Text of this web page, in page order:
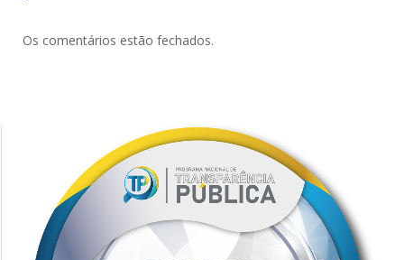
Os comentários estão fechados.